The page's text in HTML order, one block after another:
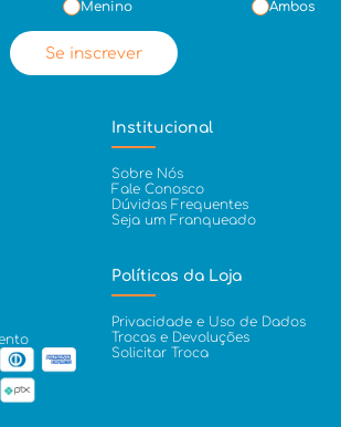
Menino Ambos
Se inscrever
Institucional
Sobre Nós
Fale Conosco
Dúvidas Frequentes
Seja um Franqueado
Políticas da Loja
Privacidade e Uso de Dados
Trocas e Devoluções
Solicitar Troca